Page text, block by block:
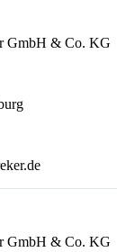
GmbH & Co. KG
GmbH & Co. KG